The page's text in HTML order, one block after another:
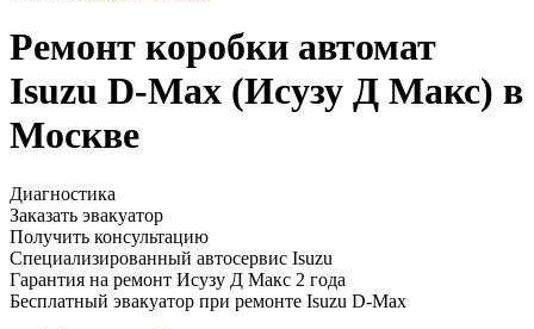
Ремонт коробки автомат
Isuzu D-Max (Исузу Д Макс) в
Москве
Диагностика
Заказать эвакуатор
Получить консультацию
Специализированный автосервис Isuzu
Гарантия на ремонт Исузу Д Макс 2 года
Бесплатный эвакуатор при ремонте Isuzu D-Max